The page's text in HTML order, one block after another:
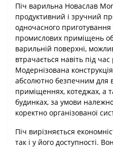
Піч варильна Новаслав
продуктивний і зручний
одночасного приготування
промислових приміщень
варильній поверхні,
втрачається навіть під
Модернізована
абсолютно безпечним для
приміщеннях, котеджах, а
будинках, за умови
коректно організованої
Піч вирізняється
так і у його доступності.